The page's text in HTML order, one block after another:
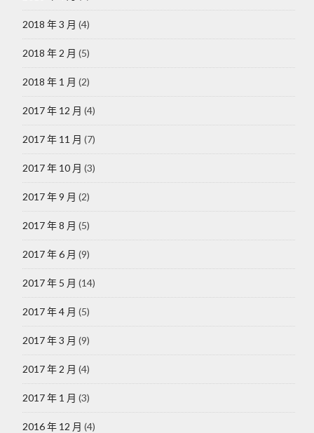
2018 年 3 月 (4)
2018 年 2 月 (5)
2018 年 1 月 (2)
2017 年 12 月 (4)
2017 年 11 月 (7)
2017 年 10 月 (3)
2017 年 9 月 (2)
2017 年 8 月 (5)
2017 年 6 月 (9)
2017 年 5 月 (14)
2017 年 4 月 (5)
2017 年 3 月 (9)
2017 年 2 月 (4)
2017 年 1 月 (3)
2016 年 12 月 (4)